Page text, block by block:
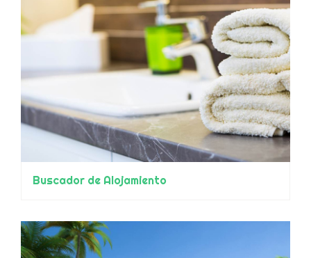
Buscador de Alojamiento